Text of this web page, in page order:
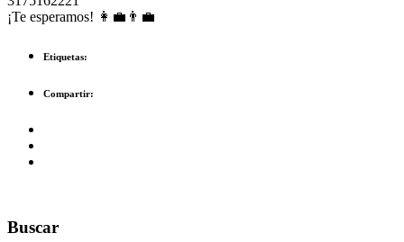
¡Te esperamos! 👩‍💼👨‍💼
Etiquetas:
Compartir:
Buscar